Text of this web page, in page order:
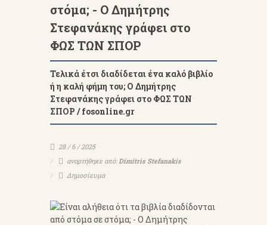
στόμα; - Ο Δημήτρης
Στεφανάκης γράφει στο
ΦΩΣ ΤΩΝ ΣΠΟΡ
Τελικά έτσι διαδίδεται ένα καλό βιβλίο
ή η καλή φήμη του; Ο Δημήτρης
Στεφανάκης γράφει στο ΦΩΣ ΤΩΝ
ΣΠΟΡ / fosonline.gr
28 / 6 / 2025
αναρτήθηκε από:Dimitris Stefanakis
Δημοσίευμα